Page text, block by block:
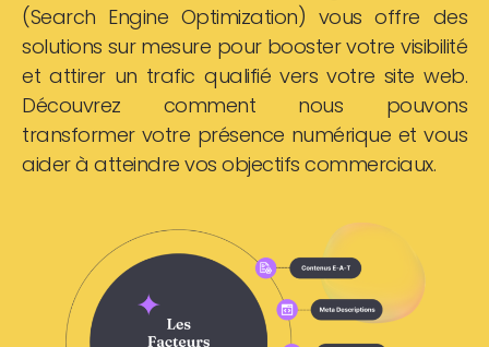
(Search Engine Optimization) vous offre des
solutions sur mesure pour booster votre visibilité
et attirer un trafic qualifié vers votre site web.
Découvrez comment nous pouvons
transformer votre présence numérique et vous
aider à atteindre vos objectifs commerciaux.